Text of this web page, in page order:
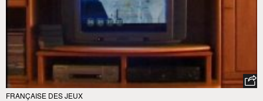
FRANÇAISE DES JEUX